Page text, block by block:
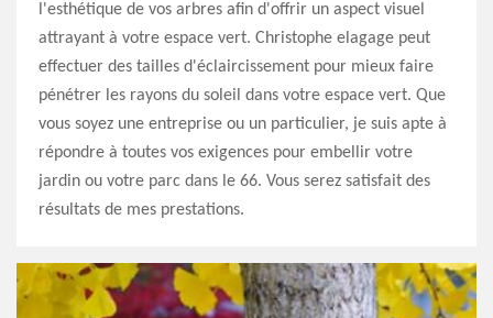
l'esthétique de vos arbres afin d'offrir un aspect visuel
attrayant à votre espace vert. Christophe elagage peut
effectuer des tailles d'éclaircissement pour mieux faire
pénétrer les rayons du soleil dans votre espace vert. Que
vous soyez une entreprise ou un particulier, je suis apte à
répondre à toutes vos exigences pour embellir votre
jardin ou votre parc dans le 66. Vous serez satisfait des
résultats de mes prestations.